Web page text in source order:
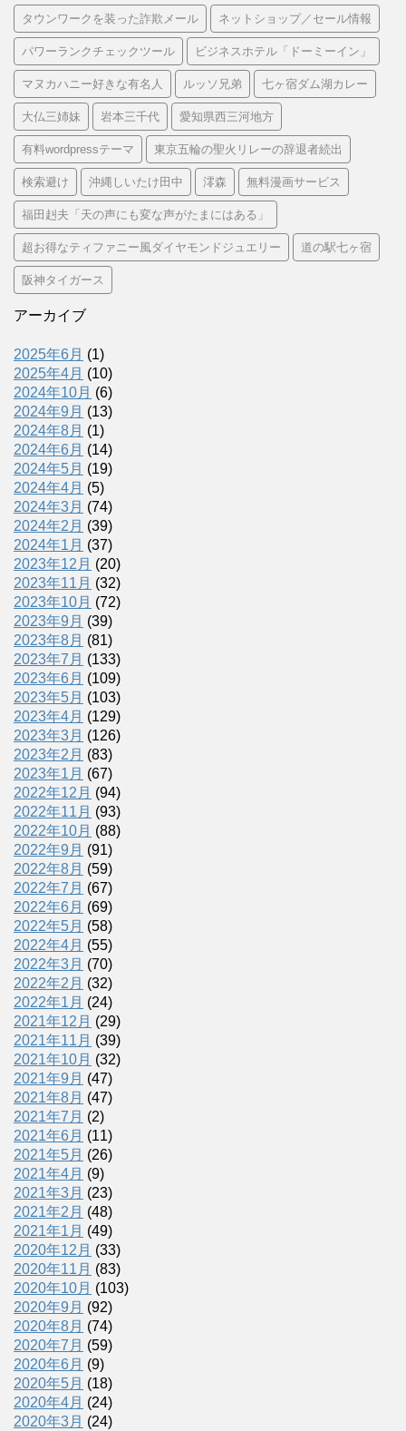
タウンワークを装った詐欺メール ネットショップ／セール情報
パワーランクチェックツール ビジネスホテル「ドーミーイン」
マヌカハニー好きな有名人 ルッソ兄弟 七ヶ宿ダム湖カレー
大仏三姉妹 岩本三千代 愛知県西三河地方
有料wordpressテーマ 東京五輪の聖火リレーの辞退者続出
検索避け 沖縄しいたけ田中 澪森 無料漫画サービス
福田赳夫「天の声にも変な声がたまにはある」
超お得なティファニー風ダイヤモンドジュエリー 道の駅七ヶ宿
阪神タイガース
アーカイブ
2025年6月 (1)
2025年4月 (10)
2024年10月 (6)
2024年9月 (13)
2024年8月 (1)
2024年6月 (14)
2024年5月 (19)
2024年4月 (5)
2024年3月 (74)
2024年2月 (39)
2024年1月 (37)
2023年12月 (20)
2023年11月 (32)
2023年10月 (72)
2023年9月 (39)
2023年8月 (81)
2023年7月 (133)
2023年6月 (109)
2023年5月 (103)
2023年4月 (129)
2023年3月 (126)
2023年2月 (83)
2023年1月 (67)
2022年12月 (94)
2022年11月 (93)
2022年10月 (88)
2022年9月 (91)
2022年8月 (59)
2022年7月 (67)
2022年6月 (69)
2022年5月 (58)
2022年4月 (55)
2022年3月 (70)
2022年2月 (32)
2022年1月 (24)
2021年12月 (29)
2021年11月 (39)
2021年10月 (32)
2021年9月 (47)
2021年8月 (47)
2021年7月 (2)
2021年6月 (11)
2021年5月 (26)
2021年4月 (9)
2021年3月 (23)
2021年2月 (48)
2021年1月 (49)
2020年12月 (33)
2020年11月 (83)
2020年10月 (103)
2020年9月 (92)
2020年8月 (74)
2020年7月 (59)
2020年6月 (9)
2020年5月 (18)
2020年4月 (24)
2020年3月 (24)